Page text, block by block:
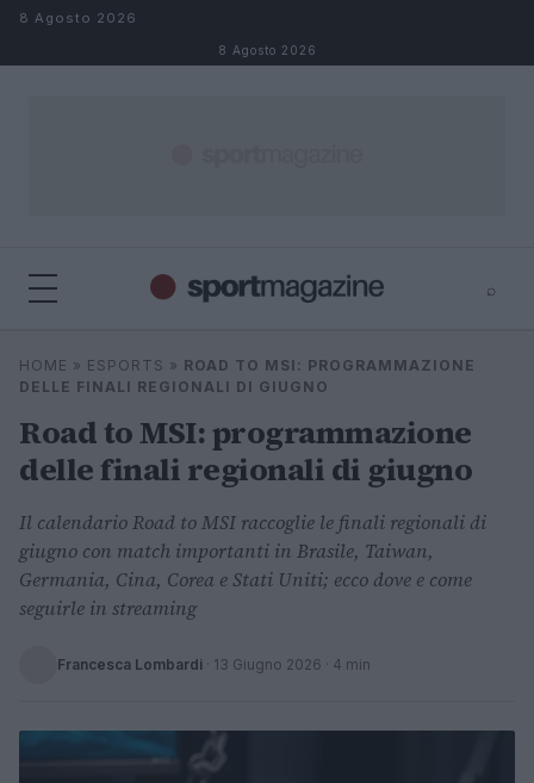
Salta al contenuto
8 Agosto 2026
8 Agosto 2026
⌕
Cerca
⌕
HOME » ESPORTS » ROAD TO MSI: PROGRAMMAZIONE
DELLE FINALI REGIONALI DI GIUGNO
Road to MSI: programmazione
delle finali regionali di giugno
Il calendario Road to MSI raccoglie le finali regionali di
giugno con match importanti in Brasile, Taiwan,
Germania, Cina, Corea e Stati Uniti; ecco dove e come
seguirle in streaming
Francesca Lombardi · 13 Giugno 2026 · 4 min